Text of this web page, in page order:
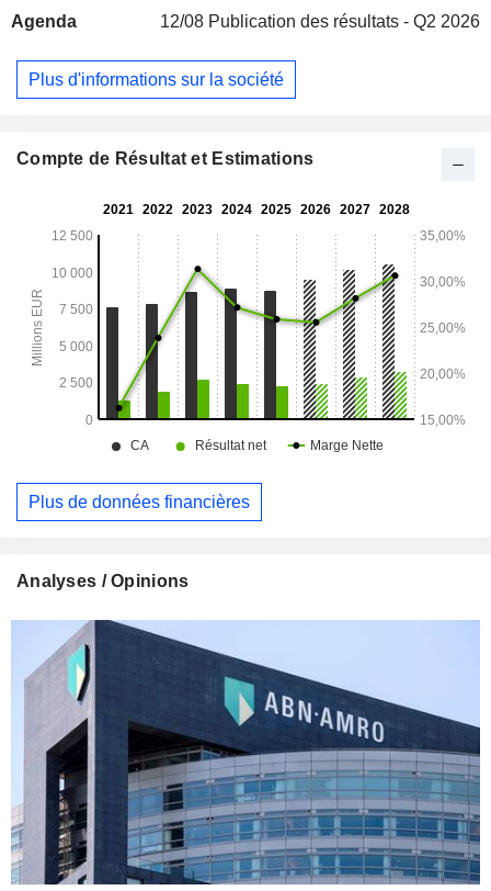
Agenda 12/08 Publication des résultats - Q2 2026
Plus d'informations sur la société
Compte de Résultat et Estimations
Plus de données financières
Analyses / Opinions